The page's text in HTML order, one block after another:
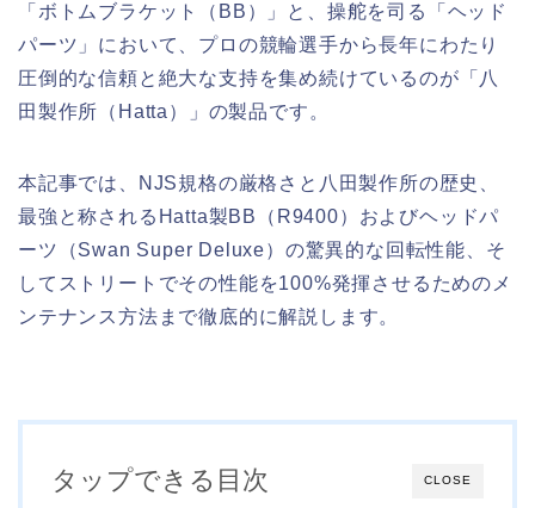
「ボトムブラケット（BB）」と、操舵を司る「ヘッド
パーツ」において、プロの競輪選手から長年にわたり
圧倒的な信頼と絶大な支持を集め続けているのが「八
田製作所（Hatta）」の製品です。
本記事では、NJS規格の厳格さと八田製作所の歴史、
最強と称されるHatta製BB（R9400）およびヘッドパ
ーツ（Swan Super Deluxe）の驚異的な回転性能、そ
してストリートでその性能を100%発揮させるためのメ
ンテナンス方法まで徹底的に解説します。
CLOSE
タップできる目次